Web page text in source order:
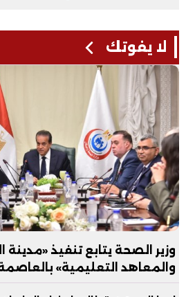
لا يفوتك
وزير الصحة يتابع تنفيذ
والمعاهد التعليمية»